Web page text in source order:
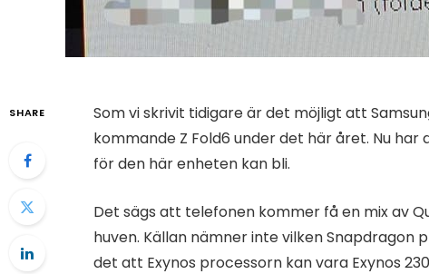
SHARE
Som vi skrivit tidigare är det möjligt att
kommande Z Fold6 under det här året. Nu
för den här enheten kan bli.
Det sägs att telefonen kommer få en mix av
huven. Källan nämner inte vilken
det att Exynos processorn kan vara Exynos